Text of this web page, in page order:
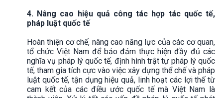
4. Nâng cao hiệu quả công tác hợp tác quốc tế,
pháp luật quốc tế
Hoàn thiện cơ chế, nâng cao năng lực của các cơ quan,
tổ chức Việt Nam để bảo đảm thực hiện đầy đủ các
nghĩa vụ pháp lý quốc tế, định hình trật tự pháp lý quốc
tế, tham gia tích cực vào việc xây dựng thể chế và pháp
luật quốc tế, tận dụng hiệu quả, linh hoạt các lợi thế từ
cam kết của các điều ước quốc tế mà Việt Nam là